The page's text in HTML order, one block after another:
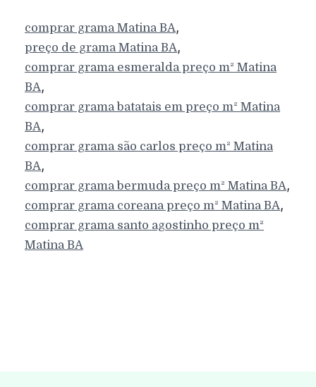
comprar gramaMatina BA,
preço de gramaMatina BA,
comprar grama esmeralda preço m² Matina
BA,
comprar grama batatais em preço m² Matina
BA,
comprar grama são carlos preço m² Matina
BA,
comprar grama bermuda preço m² Matina BA,
comprar grama coreana preço m² Matina BA,
comprar grama santo agostinho preço m²
Matina BA